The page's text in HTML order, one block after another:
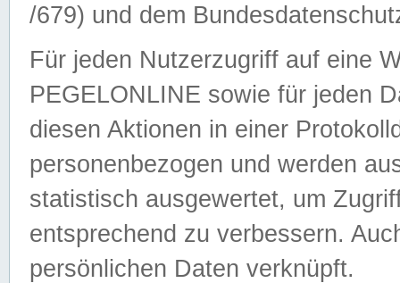
/679) und dem
Für jeden Nutzerzugriff auf eine
PEGELONLINE sowie für jeden
diesen Aktionen in einer
personenbezogen und werden
statistisch ausgewertet, um
entsprechend zu verbessern.
persönlichen Daten verknüpft.